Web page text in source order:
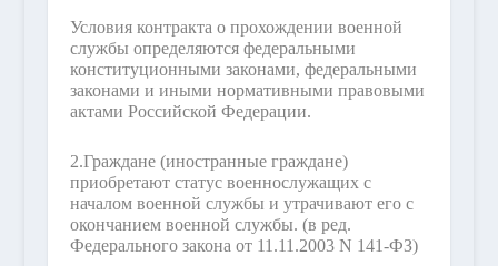
Условия контракта о прохождении военной
службы определяются федеральными
конституционными законами, федеральными
законами и иными нормативными правовыми
актами Российской Федерации.
2.Граждане (иностранные граждане)
приобретают статус военнослужащих с
началом военной службы и утрачивают его с
окончанием военной службы. (в ред.
Федерального закона от 11.11.2003 N 141-ФЗ)